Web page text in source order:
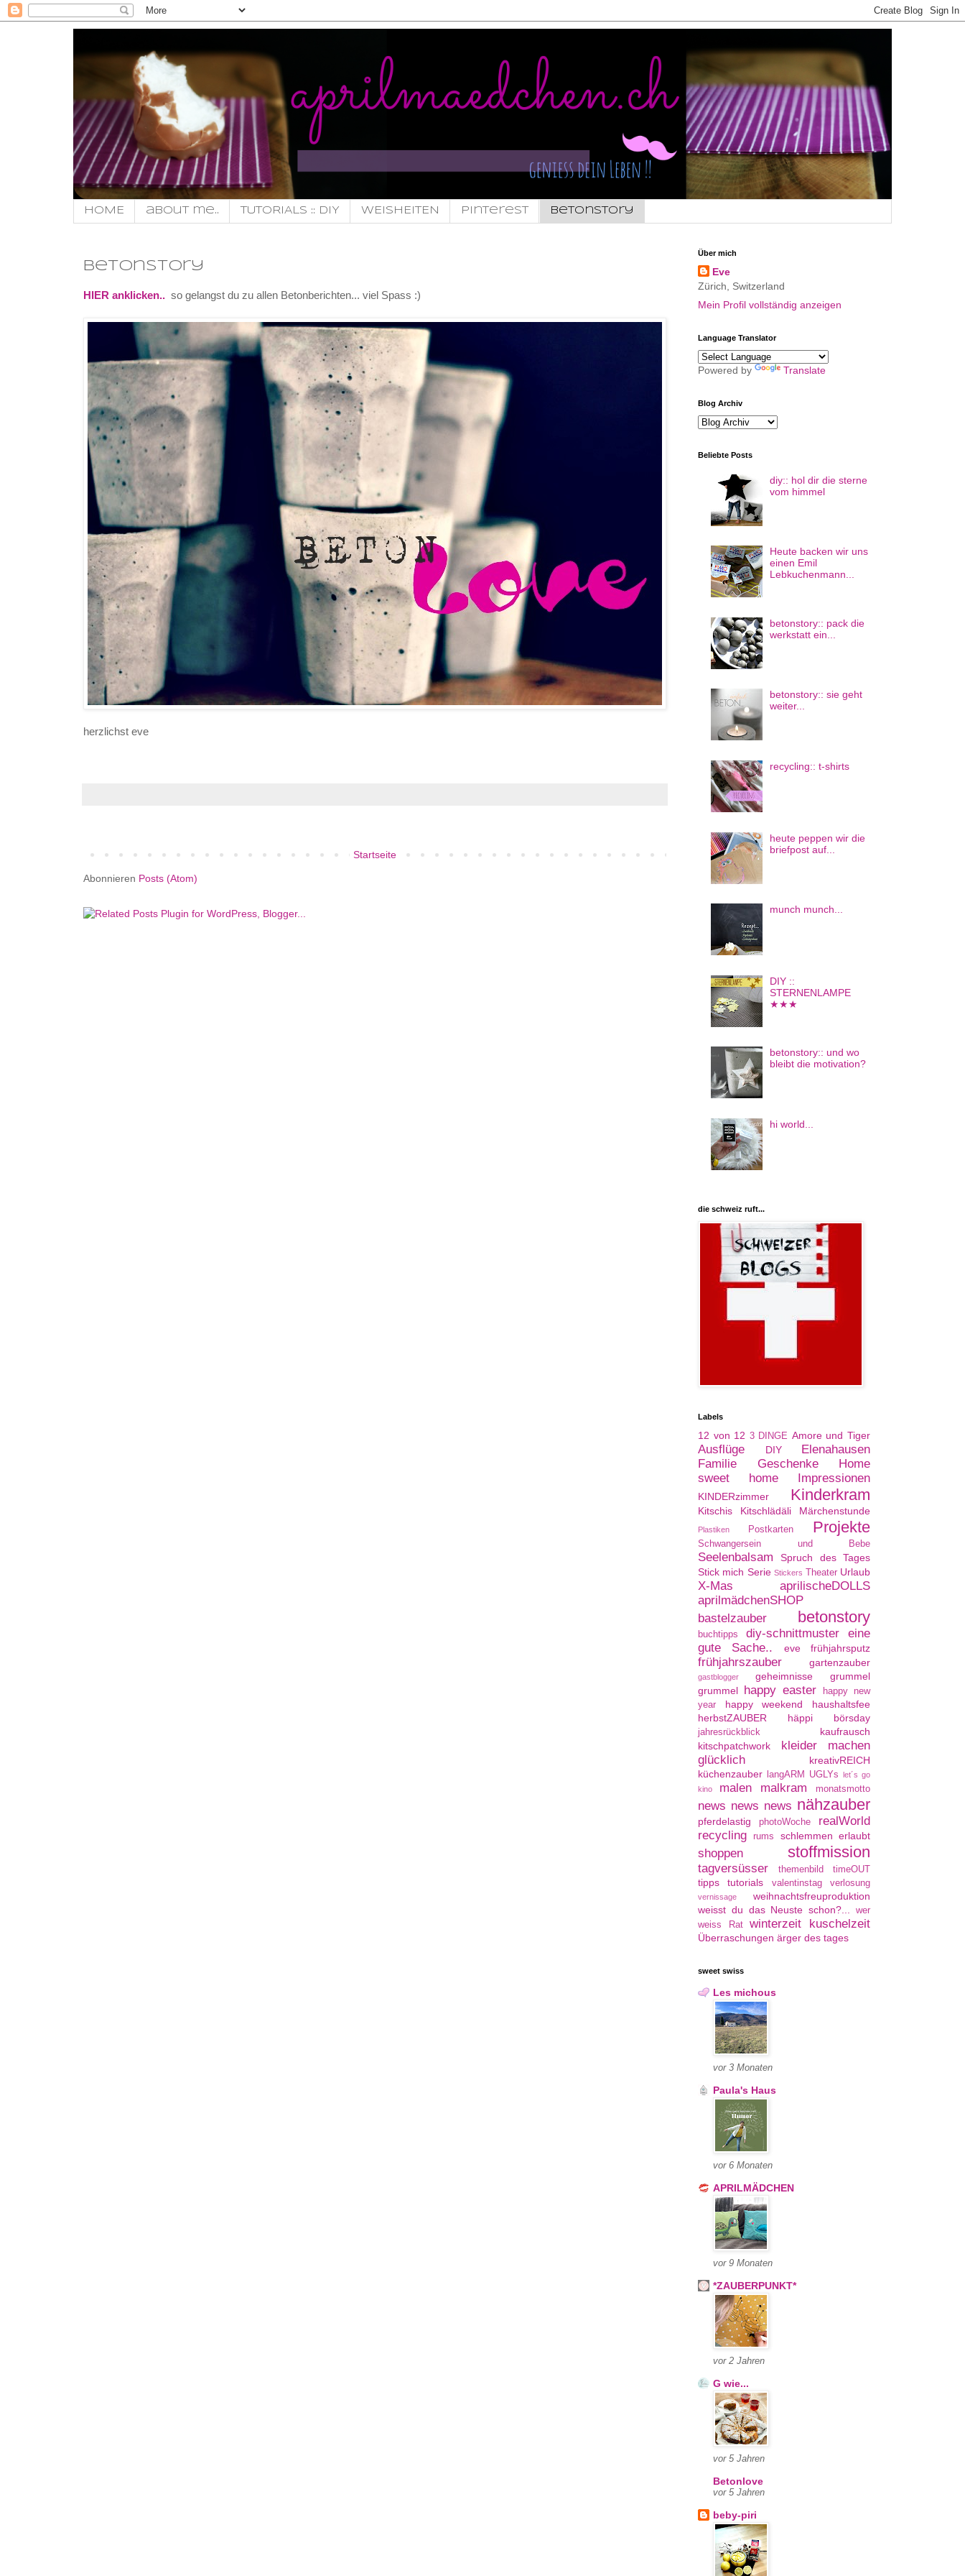
HOME about me.. TUTORIALS :: DIY WEISHEITEN pinterest Betonstory
Betonstory
HIER anklicken.. so gelangst du zu allen Betonberichten... viel Spass :)
herzlichst eve
Startseite
Abonnieren Posts (Atom)
Über mich
Eve
Zürich, Switzerland
Mein Profil vollständig anzeigen
Language Translator
Powered by Translate
Blog Archiv
Beliebte Posts
diy:: hol dir die sterne
vom himmel
Heute backen wir uns
einen Emil
Lebkuchenmann...
betonstory:: pack die
werkstatt ein...
betonstory:: sie geht
weiter...
recycling:: t-shirts
heute peppen wir die
briefpost auf...
munch munch...
DIY ::
STERNENLAMPE
★★★
betonstory:: und wo
bleibt die motivation?
hi world...
die schweiz ruft...
Labels
12 von 12 3 DINGE Amore und Tiger
Ausflüge DIY
Elenahausen
Familie
Geschenke
Home
sweet home
Impressionen
KINDERzimmer Kinderkram
Kitschis Kitschlädäli Märchenstunde
Plastiken Postkarten Projekte
Schwangersein und Bebe
Seelenbalsam
Spruch des Tages
Stick mich Serie Stickers Theater Urlaub
X-Mas
aprilischeDOLLS
aprilmädchenSHOP
bastelzauber
betonstory
buchtipps diy-schnittmuster
eine
gute Sache..
eve frühjahrsputz
frühjahrszauber gartenzauber
gastblogger geheimnisse
grummel
grummel happy easter
happy new
year
happy weekend
haushaltsfee
herbstZAUBER
häppi börsday
jahresrückblick
kaufrausch
kitschpatchwork
kleider machen
glücklich
kreativREICH
küchenzauber
langARM UGLYs let´s go
kino
malen malkram monatsmotto
news news news nähzauber
pferdelastig photoWoche
realWorld
recycling
rums schlemmen erlaubt
shoppen stoffmission
tagversüsser themenbild timeOUT
tipps tutorials valentinstag verlosung
vernissage
weihnachtsfreuproduktion
weisst du das Neuste schon?...
wer
weiss Rat
winterzeit kuschelzeit
Überraschungen ärger des tages
sweet swiss
Les michous
vor 3 Monaten
Paula's Haus
vor 6 Monaten
APRILMÄDCHEN
vor 9 Monaten
*ZAUBERPUNKT*
vor 2 Jahren
G wie...
vor 5 Jahren
Betonlove
vor 5 Jahren
beby-piri